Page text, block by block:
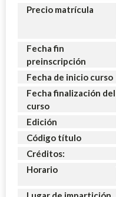
Precio matrícula
Fecha fin
preinscripción
Fecha de inicio curso
Fecha finalización del
curso
Edición
Código título
Créditos:
Horario